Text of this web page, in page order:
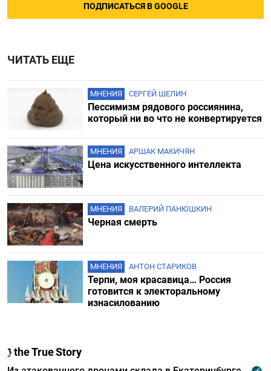
ПОДПИСАТЬСЯ В GOOGLE
ЧИТАТЬ ЕЩЕ
МНЕНИЯ СЕРГЕЙ ШЕЛИН
Пессимизм рядового россиянина,
который ни во что не конвертируется
МНЕНИЯ АРШАК МАКИЧЯН
Цена искусственного интеллекта
МНЕНИЯ ВАЛЕРИЙ ПАНЮШКИН
Черная смерть
МНЕНИЯ АНТОН СТАРИКОВ
Терпи, моя красавица… Россия
готовится к электоральному
изнасилованию